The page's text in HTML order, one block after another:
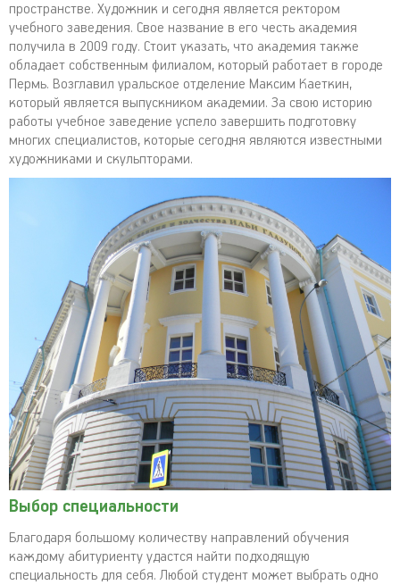
пространстве. Художник и сегодня является ректором
учебного заведения. Свое название в его честь академия
получила в 2009 году. Стоит указать, что академия также
обладает собственным филиалом, который работает в городе
Пермь. Возглавил уральское отделение Максим Каеткин,
который является выпускником академии. За свою историю
работы учебное заведение успело завершить подготовку
многих специалистов, которые сегодня являются известными
художниками и скульпторами.
Выбор специальности
Благодаря большому количеству направлений обучения
каждому абитуриенту удастся найти подходящую
специальность для себя. Любой студент может выбрать одно